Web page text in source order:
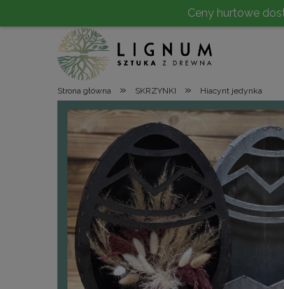
Ceny hurtowe
Strona główna » SKRZYNKI » Hiacynt jedynka